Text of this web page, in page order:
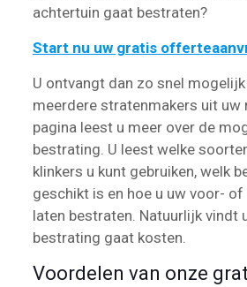
achtertuin gaat bestraten?
Start nu uw gratis
U ontvangt dan zo snel
meerdere stratenmakers uit uw
pagina leest u meer over de
bestrating. U leest welke
klinkers u kunt gebruiken, welk
geschikt is en hoe u uw voor-
laten bestraten. Natuurlijk vindt
bestrating gaat kosten.
Voordelen van onze